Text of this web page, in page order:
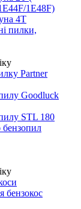
1Е48F)
4Т
пилки,
Partner
Goodluck
STL 180
бензокос